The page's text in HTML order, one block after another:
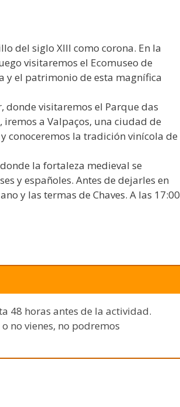
del siglo XIII como corona. En la
visitaremos el Ecomuseo de
y el patrimonio de esta magnífica
donde visitaremos el Parque das
a Valpaços, una ciudad de
conoceremos la tradición vinícola de
la fortaleza medieval se
y españoles. Antes de dejarles en
y las termas de Chaves. A las 17:00
48 horas antes de la actividad.
no vienes, no podremos